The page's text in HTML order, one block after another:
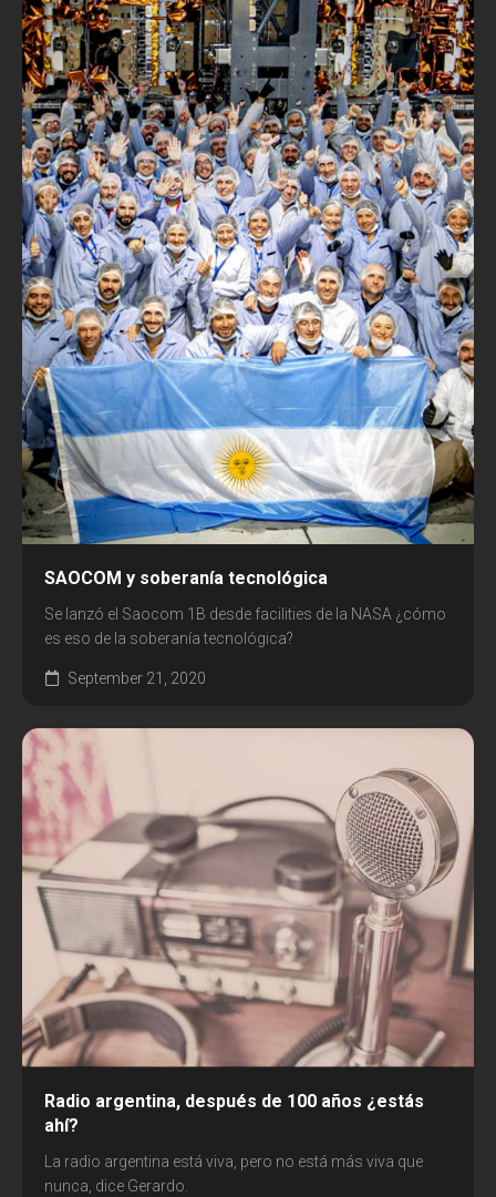
SAOCOM y soberanía tecnológica
Se lanzó el Saocom 1B desde facilities de la NASA ¿cómo
es eso de la soberanía tecnológica?
September 21, 2020
Radio argentina, después de 100 años ¿estás
ahí?
La radio argentina está viva, pero no está más viva que
nunca, dice Gerardo.